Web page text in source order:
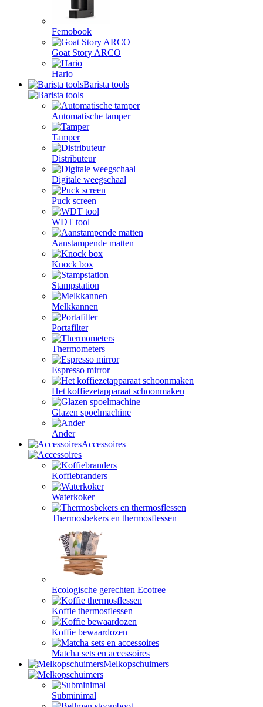
Femobook
Goat Story ARCO
Hario
Barista tools
Automatische tamper
Tamper
Distributeur
Digitale weegschaal
Puck screen
WDT tool
Aanstampende matten
Knock box
Stampstation
Melkkannen
Portafilter
Thermometers
Espresso mirror
Het koffiezetapparaat schoonmaken
Glazen spoelmachine
Ander
Accessoires
Koffiebranders
Waterkoker
Thermosbekers en thermosflessen
Ecologische gerechten Ecotree
Koffie thermosflessen
Koffie bewaardozen
Matcha sets en accessoires
Melkopschuimers
Subminimal